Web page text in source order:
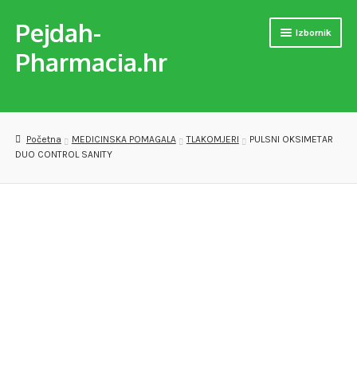
Preskoči
na
navigaciju
Skoči
do
sadržaja
Pejdah-
Pharmacia.hr
Izbornik
Početna MEDICINSKA POMAGALA TLAKOMJERI
PULSNI OKSIMETAR
DUO CONTROL SANITY